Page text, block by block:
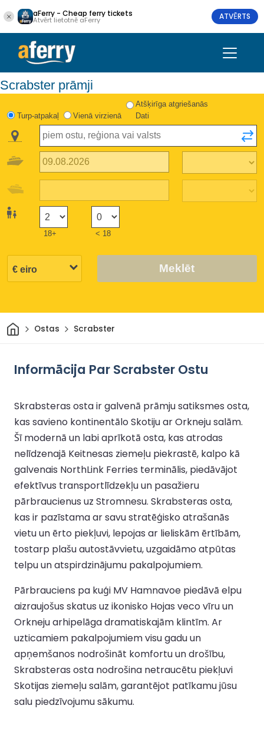
aFerry - Cheap ferry tickets
Atvērt lietotnē aFerry ATVĒRTS
Scrabster prāmji
Turp-atpakaļ Vienā virzienā
Atšķirīga atgriešanās
Dati
18+ < 18
Meklēt
Sākums
Ostas Scrabster
Informācija Par Scrabster Ostu
Skrabsteras osta ir galvenā prāmju satiksmes osta,
kas savieno kontinentālo Skotiju ar Orkneju salām.
Šī modernā un labi aprīkotā osta, kas atrodas
nelīdzenajā Keitnesas ziemeļu piekrastē, kalpo kā
galvenais NorthLink Ferries terminālis, piedāvājot
efektīvus transportlīdzekļu un pasažieru
pārbraucienus uz Stromnesu. Skrabsteras osta,
kas ir pazīstama ar savu stratēģisko atrašanās
vietu un ērto piekļuvi, lepojas ar lieliskām ērtībām,
tostarp plašu autostāvvietu, uzgaidāmo atpūtas
telpu un atspirdzinājumu pakalpojumiem.
Pārbrauciens pa kuģi MV Hamnavoe piedāvā elpu
aizraujošus skatus uz ikonisko Hojas veco vīru un
Orkneju arhipelāga dramatiskajām klintīm. Ar
uzticamiem pakalpojumiem visu gadu un
apņemšanos nodrošināt komfortu un drošību,
Skrabsteras osta nodrošina netraucētu piekļuvi
Skotijas ziemeļu salām, garantējot patīkamu jūsu
salu piedzīvojumu sākumu.